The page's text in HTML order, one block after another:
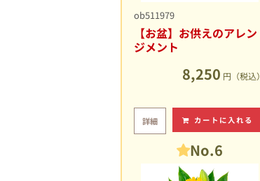
ob511979
【お盆】お供えのアレン
ジメント
8,250 円（税込）
詳細 カートに入れる
No.6